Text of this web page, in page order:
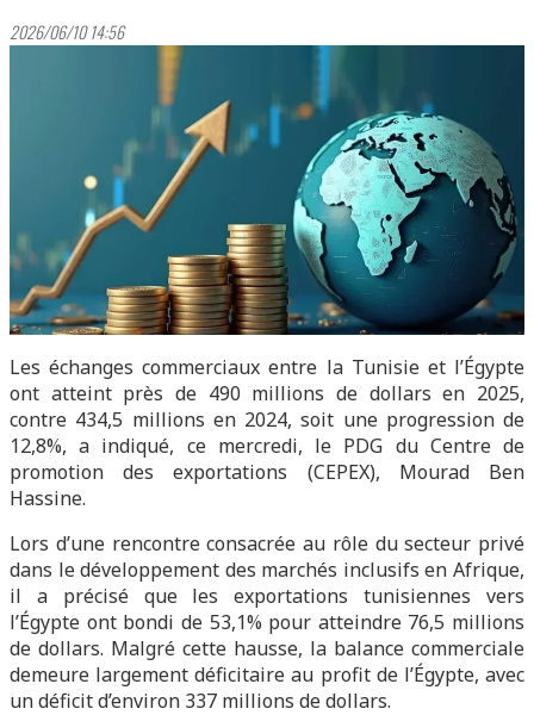
2026/06/10 14:56
Les échanges commerciaux entre la Tunisie et l’Égypte
ont atteint près de 490 millions de dollars en 2025,
contre 434,5 millions en 2024, soit une progression de
12,8%, a indiqué, ce mercredi, le PDG du Centre de
promotion des exportations (CEPEX), Mourad Ben
Hassine.
Lors d’une rencontre consacrée au rôle du secteur privé
dans le développement des marchés inclusifs en Afrique,
il a précisé que les exportations tunisiennes vers
l’Égypte ont bondi de 53,1% pour atteindre 76,5 millions
de dollars. Malgré cette hausse, la balance commerciale
demeure largement déficitaire au profit de l’Égypte, avec
un déficit d’environ 337 millions de dollars.